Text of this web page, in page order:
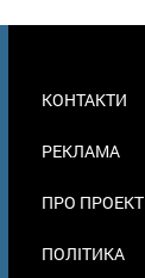
В
КОНТАКТИ
РЕКЛАМА
ПРО ПРОЕКТ
ПОЛІТИКА